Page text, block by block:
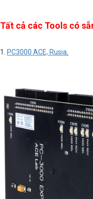
Tất cả các Tools có
1. PC3000 ACE, Rusia